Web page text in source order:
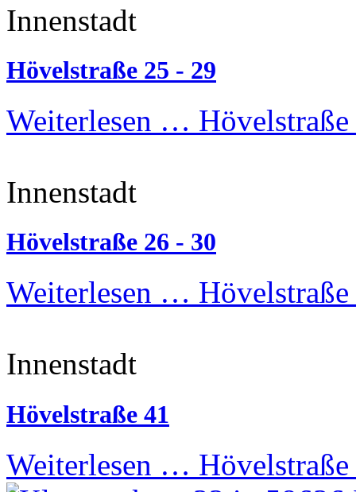
Innenstadt
Hövelstraße 25 - 29
Weiterlesen …
Innenstadt
Hövelstraße 26 - 30
Weiterlesen …
Innenstadt
Hövelstraße 41
Weiterlesen …